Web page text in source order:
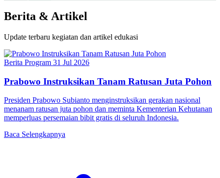
Berita & Artikel
Update terbaru kegiatan dan artikel edukasi
Berita Program 31 Jul 2026
Prabowo Instruksikan Tanam Ratusan Juta Pohon
Presiden Prabowo Subianto menginstruksikan gerakan nasional
menanam ratusan juta pohon dan meminta Kementerian Kehutanan
memperluas persemaian bibit gratis di seluruh Indonesia.
Baca Selengkapnya